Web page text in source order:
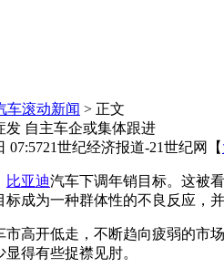
车滚动新闻 > 正文
发 自主车企或集体跟进
07:5721世纪经济报道-21世纪网 【
比亚迪汽车下调年销目标。这被
标成为一种群体性的不良反应，
市高开低走，不断趋向疲弱的市
得有些捉襟见肘。